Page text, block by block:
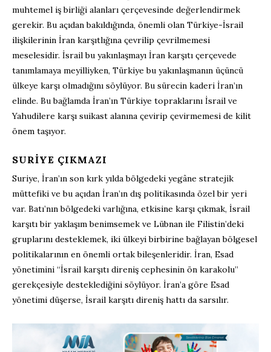
muhtemel iş birliği alanları çerçevesinde değerlendirmek
gerekir. Bu açıdan bakıldığında, önemli olan Türkiye-İsrail
ilişkilerinin İran karşıtlığına çevrilip çevrilmemesi
meselesidir. İsrail bu yakınlaşmayı İran karşıtı çerçevede
tanımlamaya meyilliyken, Türkiye bu yakınlaşmanın üçüncü
ülkeye karşı olmadığını söylüyor. Bu sürecin kaderi İran’ın
elinde. Bu bağlamda İran’ın Türkiye topraklarını İsrail ve
Yahudilere karşı suikast alanına çevirip çevirmemesi de kilit
önem taşıyor.
SURIYE ÇIKMAZI
Suriye, İran’ın son kırk yılda bölgedeki yegâne stratejik
müttefiki ve bu açıdan İran’ın dış politikasında özel bir yeri
var. Batı’nın bölgedeki varlığına, etkisine karşı çıkmak, İsrail
karşıtı bir yaklaşım benimsemek ve Lübnan ile Filistin’deki
gruplarını desteklemek, iki ülkeyi birbirine bağlayan bölgesel
politikalarının en önemli ortak bileşenleridir. İran, Esad
yönetimini “İsrail karşıtı direniş cephesinin ön karakolu”
gerekçesiyle desteklediğini söylüyor. İran’a göre Esad
yönetimi düşerse, İsrail karşıtı direniş hattı da sarsılır.